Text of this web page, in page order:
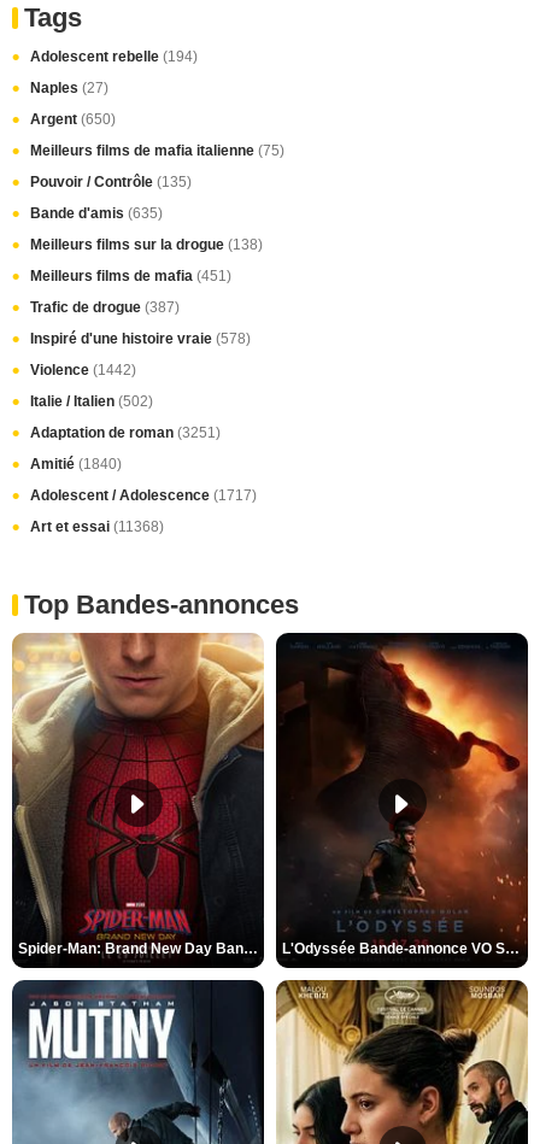
Tags
Adolescent rebelle (194)
Naples (27)
Argent (650)
Meilleurs films de mafia italienne (75)
Pouvoir / Contrôle (135)
Bande d'amis (635)
Meilleurs films sur la drogue (138)
Meilleurs films de mafia (451)
Trafic de drogue (387)
Inspiré d'une histoire vraie (578)
Violence (1442)
Italie / Italien (502)
Adaptation de roman (3251)
Amitié (1840)
Adolescent / Adolescence (1717)
Art et essai (11368)
Top Bandes-annonces
Spider-Man: Brand New Day Bande-annonce VO STFR L'Odyssée Bande-annonce VO STFR